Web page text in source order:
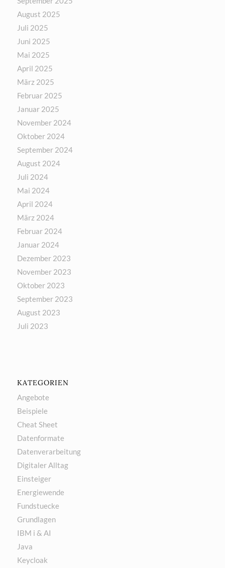
August 2025
Juli 2025
Juni 2025
Mai 2025
April 2025
März 2025
Februar 2025
Januar 2025
November 2024
Oktober 2024
September 2024
August 2024
Juli 2024
Mai 2024
April 2024
März 2024
Februar 2024
Januar 2024
Dezember 2023
November 2023
Oktober 2023
September 2023
August 2023
Juli 2023
KATEGORIEN
Angebote
Beispiele
Cheat Sheet
Datenformate
Datenverarbeitung
Digitaler Alltag
Einsteiger
Energiewende
Fundstuecke
Grundlagen
IBM i & AI
Java
Keycloak